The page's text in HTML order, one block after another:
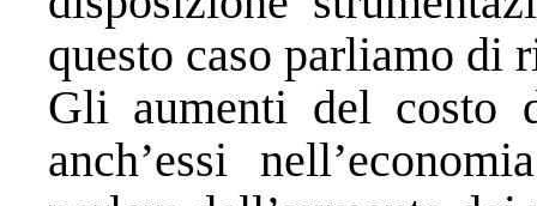
questo caso parliamo di
Gli aumenti del costo
anch’essi